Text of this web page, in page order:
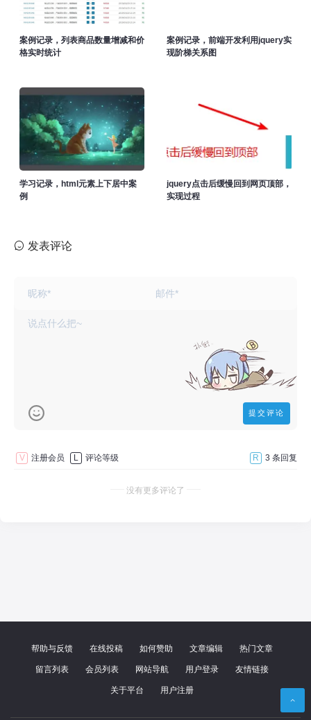
案例记录，列表商品数量增减和价
格实时统计
案例记录，前端开发利用jquery实
现阶梯关系图
学习记录，html元素上下居中案
例
jquery点击后缓慢回到网页顶部，
实现过程
发表评论
V 注册会员 L 评论等级 R 3 条回复
没有更多评论了
帮助与反馈 在线投稿 如何赞助 文章编辑 热门文章
留言列表 会员列表 网站导航 用户登录 友情链接
关于平台 用户注册